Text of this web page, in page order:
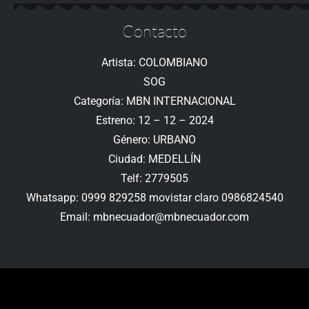
Contacto
Artista: COLOMBIANO
SOG
Categoría: MBN INTERNACIONAL
Estreno: 12 – 12 – 2024
Género: URBANO
Ciudad: MEDELLÍN
Telf: 2779505
Whatsapp: 0999 829258 movistar claro 0986824540
Email: mbnecuador@mbnecuador.com